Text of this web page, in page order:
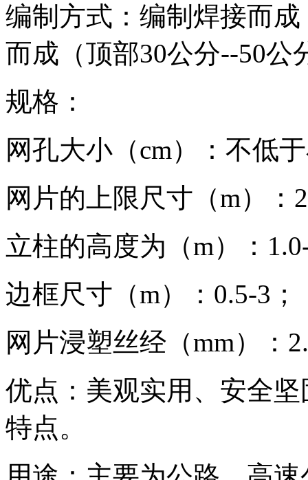
编制方式：编制焊接而
而成（顶部30公分--50公
规格：
网孔大小（cm）：不低
网片的上限尺寸（m）：
立柱的高度为（m）：
边框尺寸（m）：0.5-3；
网片浸塑丝经（mm）：
优点：美观实用、安全
特点。